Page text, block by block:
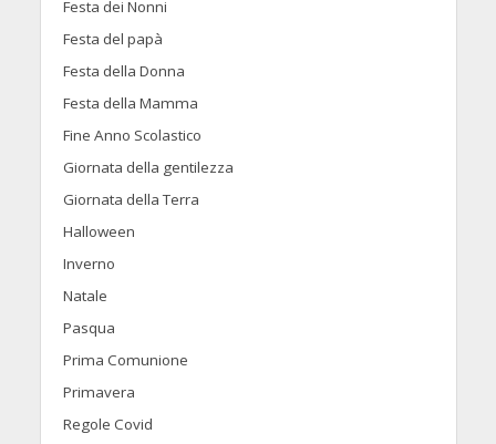
Festa dei Nonni
Festa del papà
Festa della Donna
Festa della Mamma
Fine Anno Scolastico
Giornata della gentilezza
Giornata della Terra
Halloween
Inverno
Natale
Pasqua
Prima Comunione
Primavera
Regole Covid